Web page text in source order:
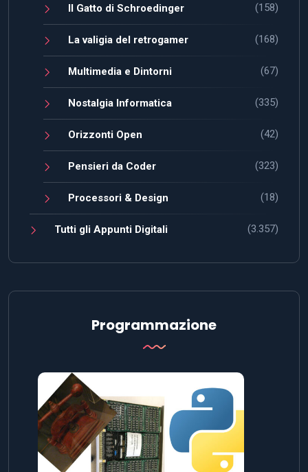
Il Gatto di Schroedinger (158)
La valigia del retrogamer (168)
Multimedia e Dintorni (67)
Nostalgia Informatica (335)
Orizzonti Open (42)
Pensieri da Coder (323)
Processori & Design (18)
Tutti gli Appunti Digitali (3.357)
Programmazione